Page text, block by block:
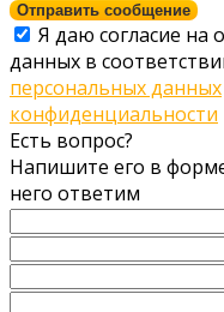
Отправить сообщение
Я даю согласие на
данных в
персональных данных
конфиденциальности
Есть вопрос?
Напишите его в
него ответим